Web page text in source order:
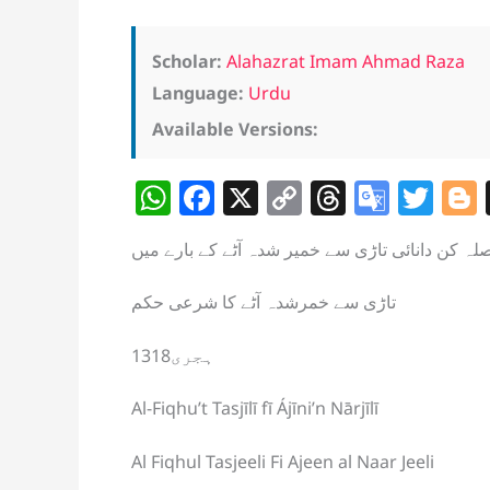
Scholar: Alahazrat Imam Ahmad Raza
Language: Urdu
Available Versions:
W
h
at
s
p
p
F
a
c
e
o
k
X C
p
y
k
T
re
a
G
o
o
gl
n
sl
T
w
itt
o کن دانائی تاڑی سے خمیر شدہ آٹے کے بارے میں
تاڑی سے خمرشدہ آٹے کا شرعی حکم
1318ہجری
Al-Fiqhu’t Tasjīlī fī Ájīni’n Nārjīlī
Al Fiqhul Tasjeeli Fi Ajeen al Naar Jeeli